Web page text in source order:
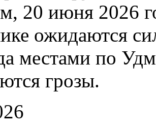
20 июня 2026
ожидаются
местами по
грозы.